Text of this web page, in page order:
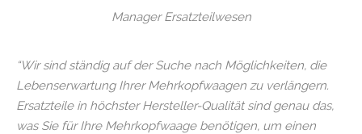
Manager Ersatzteilwesen
“Wir sind ständig auf der Suche nach Möglichkeiten, die
Lebenserwartung Ihrer Mehrkopfwaagen zu verlängern.
Ersatzteile in höchster Hersteller-Qualität sind genau das,
was Sie für Ihre Mehrkopfwaage benötigen, um einen